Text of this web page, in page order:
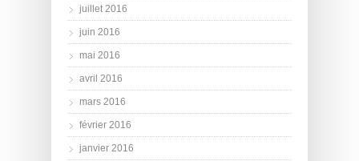
juillet 2016
juin 2016
mai 2016
avril 2016
mars 2016
février 2016
janvier 2016